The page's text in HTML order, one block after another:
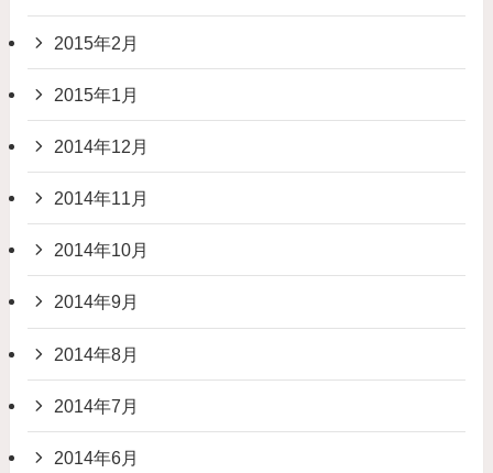
2015年2月
2015年1月
2014年12月
2014年11月
2014年10月
2014年9月
2014年8月
2014年7月
2014年6月